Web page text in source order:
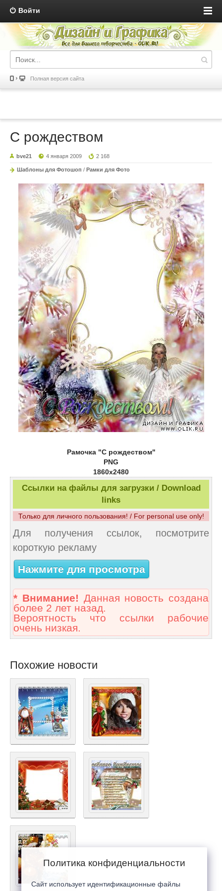
Войти
Полная версия сайта
C рождеством
bve21 4 января 2009 2 168
Шаблоны для Фотошоп / Рамки для Фото
Рамочка "С рождеством"
PNG
1860x2480
Ссылки на файлы для загрузки / Download
links
Только для личного пользования! / For personal use only!
Для получения ссылок, посмотрите
короткую рекламу
Нажмите для просмотра
* Внимание! Данная новость создана
более 2 лет назад.
Вероятность что ссылки рабочие
очень низкая.
Похожие новости
Политика конфиденциальности
Сайт использует идентификационные файлы